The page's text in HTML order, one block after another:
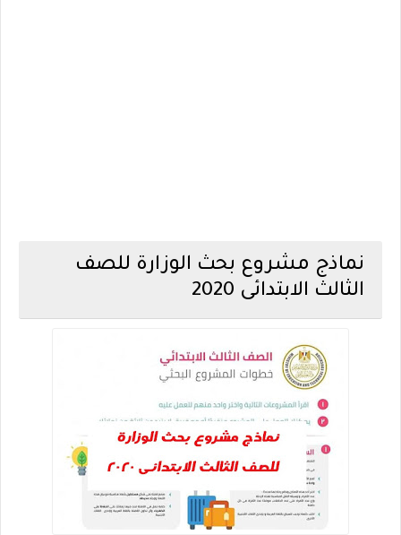
نماذج مشروع بحث الوزارة للصف
الثالث الابتدائى 2020